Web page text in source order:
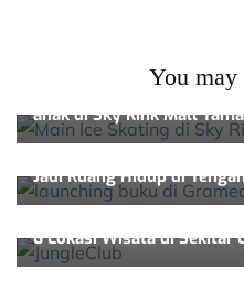
You
Memberi Kepuasan
anak di Sky Rink Mall
Traveling
Jadi Ruang Hidup di
6 Lokasi Wisata di Sekitar